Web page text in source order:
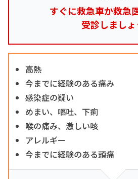
すぐに救急車か救急
受診しましょ
高熱
今までに経験のある痛み
感染症の疑い
めまい、嘔吐、下痢
喉の痛み、激しい咳
アレルギー
今までに経験のある頭痛